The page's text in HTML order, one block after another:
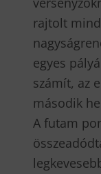
rajtolt
egyes
számít, az
második
A futam